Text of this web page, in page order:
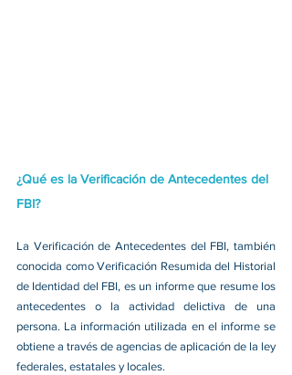
¿Qué es la Verificación de Antecedentes del
FBI?
La Verificación de Antecedentes del FBI, también
conocida como Verificación Resumida del Historial
de Identidad del FBI, es un informe que resume los
antecedentes o la actividad delictiva de una
persona. La información utilizada en el informe se
obtiene a través de agencias de aplicación de la ley
federales, estatales y locales.